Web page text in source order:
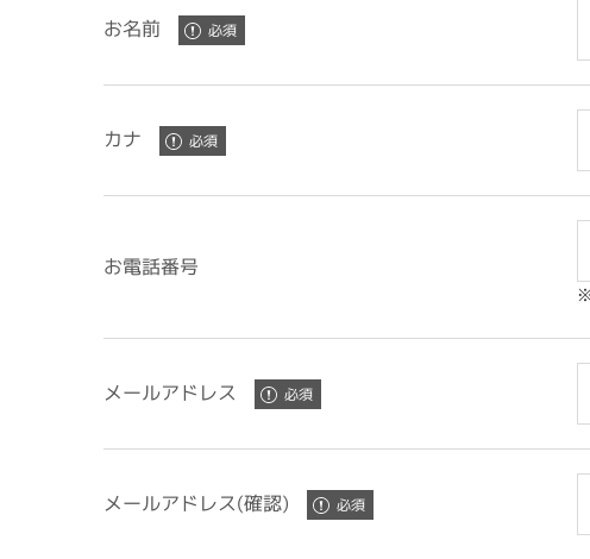
お名前
カナ
お電話番号
メールアドレス
メールアドレス(確認)